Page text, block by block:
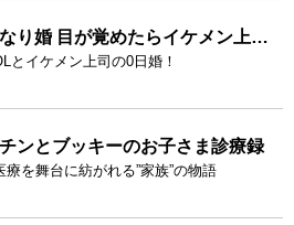
いきなり婚 目が覚めたらイケメン上司の妻だった!?
とイケメン上司の0日婚！
ンとブッキーのお子さま診療録
療を舞台に紡がれる”家族”の物語